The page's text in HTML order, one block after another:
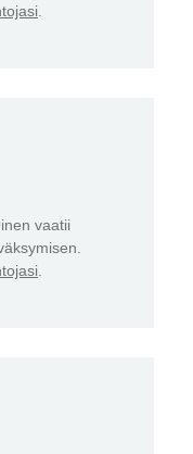
vaatii